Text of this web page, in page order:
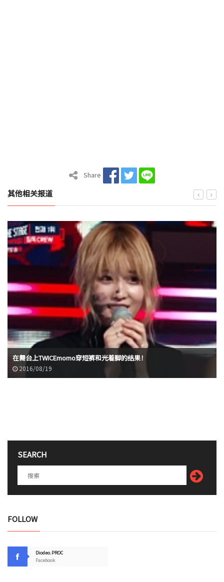
Share
其他相关报道
在舞台上TWICEmomo穿短裤和光着脚的结果！
2016/08/19
SEARCH
FOLLOW
Diodeo.PROC
Facebook